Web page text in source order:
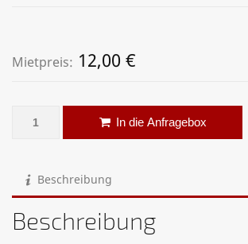
Mietpreis: 12,00 €
Druckluft-Kompressor mit Vorratstank Menge
In die Anfragebox
Beschreibung
Beschreibung